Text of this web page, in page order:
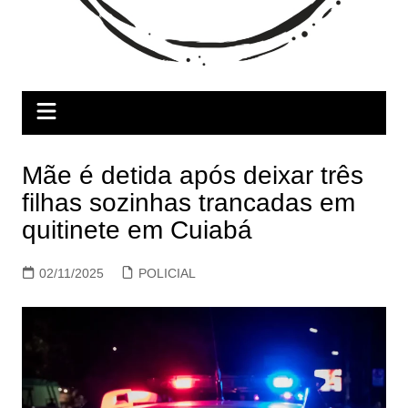
Mãe é detida após deixar três
filhas sozinhas trancadas em
quitinete em Cuiabá
02/11/2025 POLICIAL